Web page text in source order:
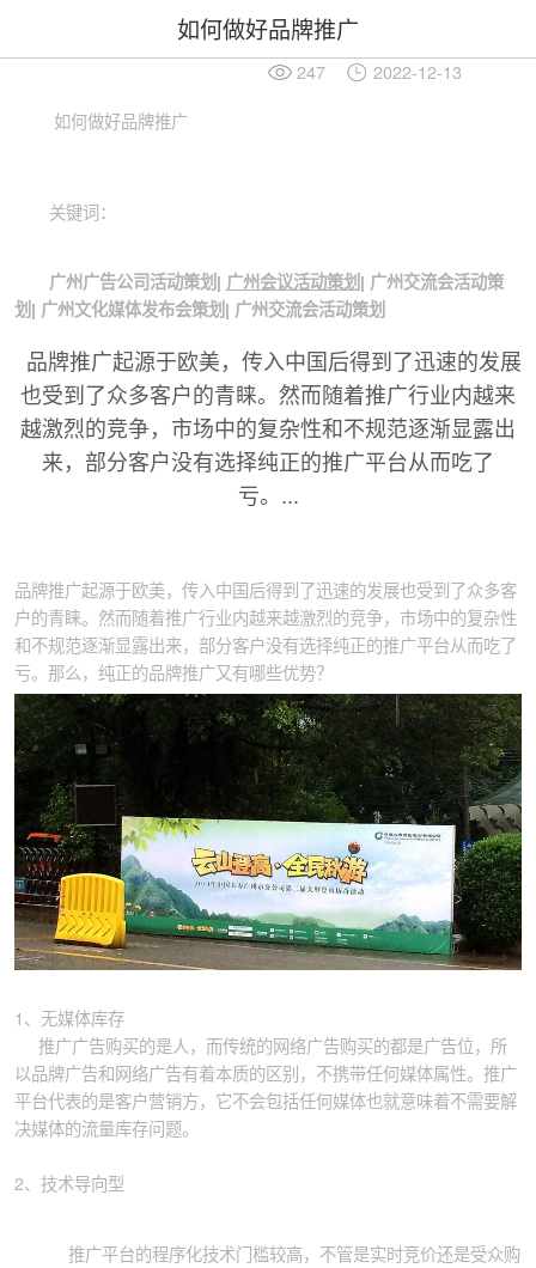
如何做好品牌推广
247 2022-12-13
如何做好品牌推广
关键词：
广州广告公司活动策划 | 广州会议活动策划 | 广州交流会活动策
划| 广州文化媒体发布会策划| 广州交流会活动策划
品牌推广起源于欧美，传入中国后得到了迅速的发展
也受到了众多客户的青睐。然而随着推广行业内越来
越激烈的竞争，市场中的复杂性和不规范逐渐显露出
来，部分客户没有选择纯正的推广平台从而吃了
亏。...
品牌推广起源于欧美，传入中国后得到了迅速的发展也受到了众多客
户的青睐。然而随着推广行业内越来越激烈的竞争，市场中的复杂性
和不规范逐渐显露出来，部分客户没有选择纯正的推广平台从而吃了
亏。那么，纯正的品牌推广又有哪些优势？
1、无媒体库存
推广广告购买的是人，而传统的网络广告购买的都是广告位，所
以品牌广告和网络广告有着本质的区别，不携带任何媒体属性。推广
平台代表的是客户营销方，它不会包括任何媒体也就意味着不需要解
决媒体的流量库存问题。
2、技术导向型
推广平台的程序化技术门槛较高，不管是实时竞价还是受众购